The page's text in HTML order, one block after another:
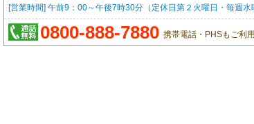
[営業時間] 午前9：00～午後7時30分（定休日第２火曜日・毎週水
0800-888-7880 携帯電話・PHSもご利